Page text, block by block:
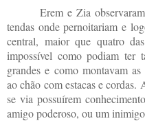
Erem e Zia
tendas onde pernoitariam e
central, maior que quatro
impossível como podiam ter
grandes e como montavam
ao chão com estacas e cordas.
se via possuírem
amigo poderoso, ou um